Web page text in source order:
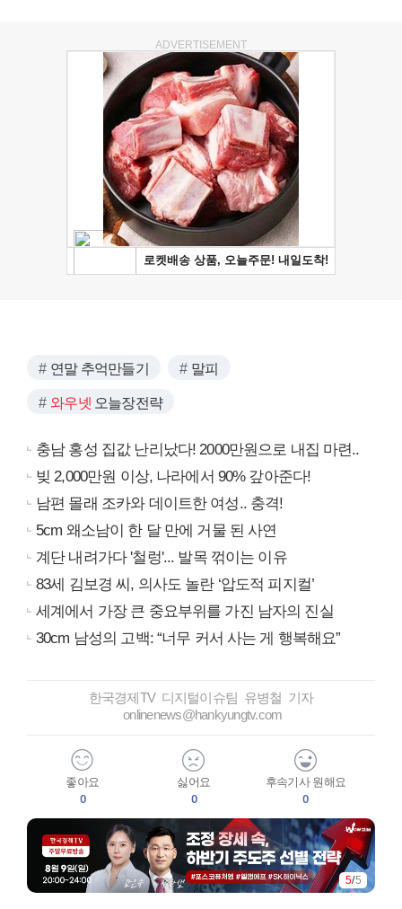
ADVERTISEMENT
연말 추억만들기 말피
와우넷 오늘장전략
충남 홍성 집값 난리났다! 2000만원으로 내집 마련..
빚 2,000만원 이상, 나라에서 90% 갚아준다!
남편 몰래 조카와 데이트한 여성.. 충격!
5cm 왜소남이 한 달 만에 거물 된 사연
계단 내려가다 '철렁'... 발목 꺾이는 이유
83세 김보경 씨, 의사도 놀란 ‘압도적 피지컬’
세계에서 가장 큰 중요부위를 가진 남자의 진실
30cm 남성의 고백: “너무 커서 사는 게 행복해요”
한국경제TV 디지털이슈팀 유병철 기자
onlinenews@hankyungtv.com
좋아요
0
싫어요
0
후속기사 원해요
0
5/5